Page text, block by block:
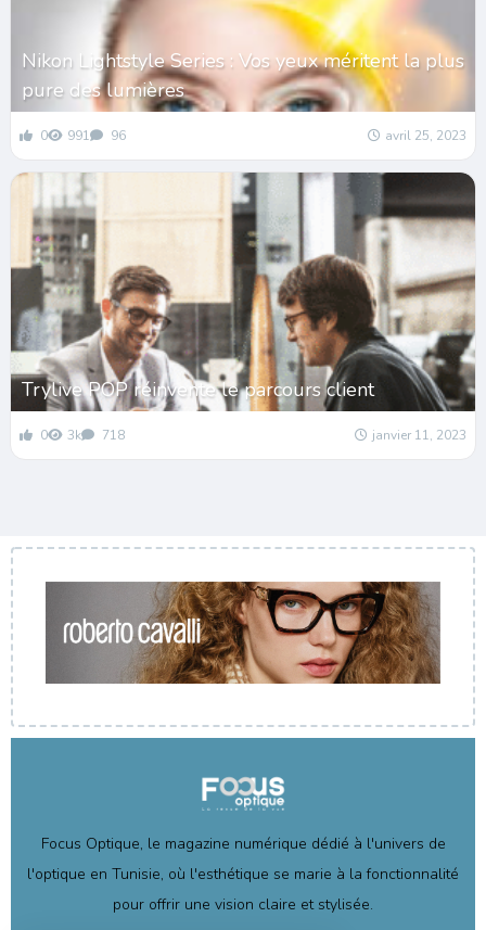
Nikon Lightstyle Series : Vos yeux méritent la plus
pure des lumières
0 991 96 avril 25, 2023
Trylive POP réinvente le parcours client
0 3k 718 janvier 11, 2023
Focus Optique, le magazine numérique dédié à l'univers de
l'optique en Tunisie, où l'esthétique se marie à la fonctionnalité
pour offrir une vision claire et stylisée.